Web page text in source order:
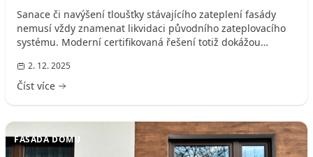
Sanace či navýšení tloušťky stávajícího zateplení fasády
nemusí vždy znamenat likvidaci původního zateplovacího
systému. Moderní certifikovaná řešení totiž dokážou
2. 12. 2025
Číst více
FASÁDA DOMU